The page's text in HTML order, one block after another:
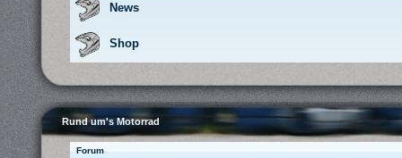
News
Shop
Rund um's Motorrad
Forum